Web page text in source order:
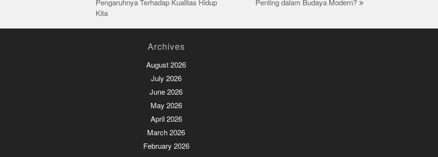
navigation
Pengaruhnya Terhadap Kualitas Hidup
Kita
Penting dalam Budaya Modern?
Archives
August 2026
July 2026
June 2026
May 2026
April 2026
March 2026
February 2026